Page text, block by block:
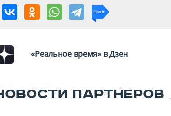
«Реальное время» в Дзен
ПАРТНЕРОВ